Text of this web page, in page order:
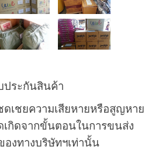
ประกันสินค้า
เชยความเสียหายหรือสูญหาย
เกิดจากขั้นตอนในการขนส่ง
งทางบริษัทฯเท่านั้น